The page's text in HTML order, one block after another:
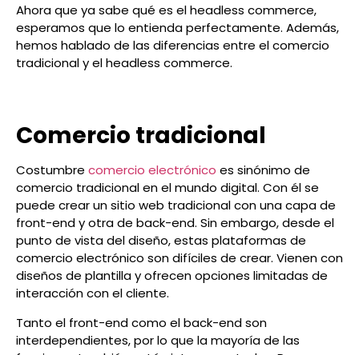
Ahora que ya sabe qué es el headless commerce,
esperamos que lo entienda perfectamente. Además,
hemos hablado de las diferencias entre el comercio
tradicional y el headless commerce.
Comercio tradicional
Costumbre comercio electrónico es sinónimo de
comercio tradicional en el mundo digital. Con él se
puede crear un sitio web tradicional con una capa de
front-end y otra de back-end. Sin embargo, desde el
punto de vista del diseño, estas plataformas de
comercio electrónico son difíciles de crear. Vienen con
diseños de plantilla y ofrecen opciones limitadas de
interacción con el cliente.
Tanto el front-end como el back-end son
interdependientes, por lo que la mayoría de las